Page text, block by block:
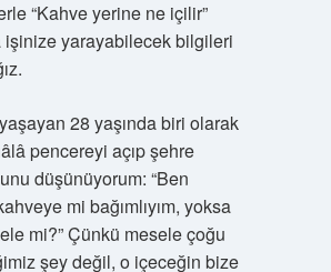
“Kahve yerine ne içilir”
işinize yarayabilecek bilgileri
28 yaşında biri olarak
pencereyi açıp şehre
düşünüyorum: “Ben
mi bağımlıyım, yoksa
mi?” Çünkü mesele çoğu
şey değil, o içeceğin bize